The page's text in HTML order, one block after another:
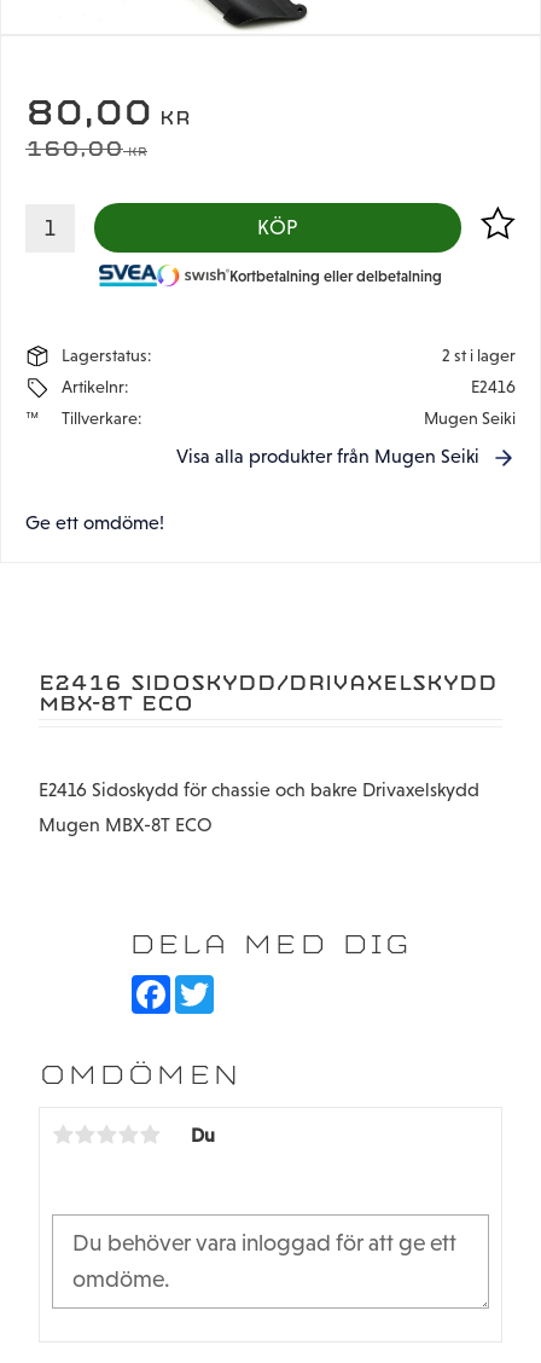
NEDSATT PRIS:
80,00 KR
ORDINARIE PRIS:
160,00KR
KÖP Lägg
Kortbetalning eller delbetalning
Lagerstatus
2 st i lager
Artikelnr
E2416
Tillverkare
Mugen Seiki
Visa alla produkter från Mugen Seiki
Ge ett omdöme!
E2416 SIDOSKYDD/DRIVAXELSKYDD
MBX-8T ECO
E2416 Sidoskydd för chassie och bakre Drivaxelskydd
Mugen MBX-8T ECO
DELA MED DIG
F
b
o
T
t
e
OMDÖMEN
Du